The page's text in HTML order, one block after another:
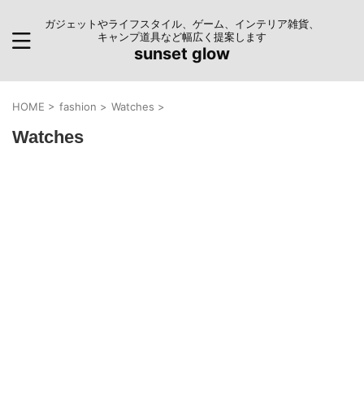
ガジェットやライフスタイル、ゲーム、インテリア雑貨、
キャンプ道具など幅広く提案します
sunset glow
HOME > fashion > Watches >
Watches